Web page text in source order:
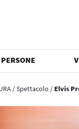
PERSONE
/Spettacolo / Elvis